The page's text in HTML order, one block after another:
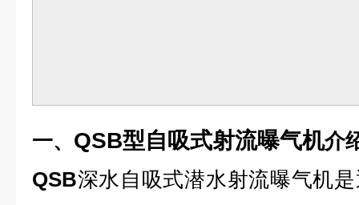
一、 QSB型自吸式射流曝气机介
QSB深水自吸式潜水射流曝气机